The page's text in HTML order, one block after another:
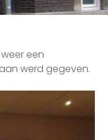
een
werd gegeven.